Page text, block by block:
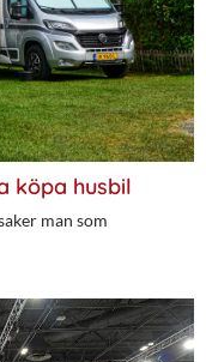
köpa husbil
man som